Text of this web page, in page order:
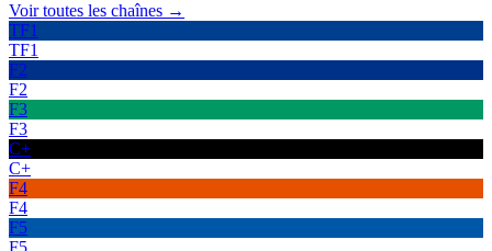
Voir toutes les chaînes →
TF1
TF1
F2
F2
F3
F3
C+
C+
F4
F4
F5